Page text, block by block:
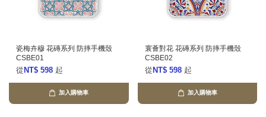
瓷梅卉穆 花磚系列 防摔手機殼
CSBE01
從 NT$ 598 起
加入購物車
寰薈對花 花磚系列 防摔手機殼
CSBE02
從 NT$ 598 起
加入購物車